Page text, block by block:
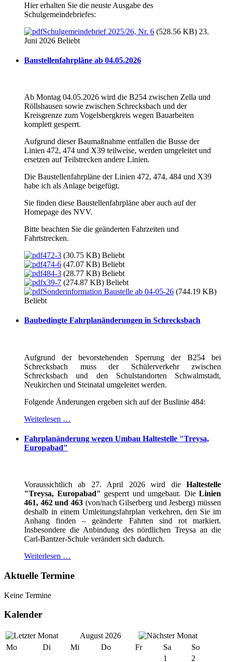
Hier erhalten Sie die neuste Ausgabe des
Schulgemeindebriefes:
Schulgemeindebrief 2025/26, Nr. 6 (528.56 KB) 23.
Juni 2026 Beliebt
Baustellenfahrpläne ab 04.05.2026
Ab Montag 04.05.2026 wird die B254 zwischen Zella und
Röllshausen sowie zwischen Schrecksbach und der
Kreisgrenze zum Vogelsbergkreis wegen Bauarbeiten
komplett gesperrt.
Aufgrund dieser Baumaßnahme entfallen die Busse der
Linien 472, 474 und X39 teilweise, werden umgeleitet und
ersetzen auf Teilstrecken andere Linien.
Die Baustellenfahrpläne der Linien 472, 474, 484 und X39
habe ich als Anlage beigefügt.
Sie finden diese Baustellenfahrpläne aber auch auf der
Homepage des NVV.
Bitte beachten Sie die geänderten Fahrzeiten und
Fahrtstrecken.
472-3 (30.75 KB) Beliebt
474-6 (47.07 KB) Beliebt
484-3 (28.77 KB) Beliebt
x39-7 (274.87 KB) Beliebt
Sonderinformation Baustelle ab 04-05-26 (744.19 KB)
Beliebt
Baubedingte Fahrplanänderungen in Schrecksbach
Aufgrund der bevorstehenden Sperrung der B254 bei
Schrecksbach muss der Schülerverkehr zwischen
Schrecksbach und den Schulstandorten Schwalmstadt,
Neukirchen und Steinatal umgeleitet werden.
Folgende Änderungen ergeben sich auf der Buslinie 484:
Weiterlesen …
Fahrplanänderung wegen Umbau Haltestelle "Treysa,
Europabad"
Voraussichtlich ab 27. April 2026 wird die Haltestelle
"Treysa, Europabad" gesperrt und umgebaut. DieLinien
461, 462 und 463(von/nach Gilserberg und Jesberg) müssen
deshalb in einem Umleitungsfahrplan verkehren, den Sie im
Anhang finden – geänderte Fahrten sind rot markiert.
Insbesondere die Anbindung des nördlichen Treysa an die
Carl-Bantzer-Schule verändert sich dadurch.
Weiterlesen …
Aktuelle Termine
Keine Termine
Kalender
August 2026
Mo
Di Mi Do Fr Sa
So
1
2